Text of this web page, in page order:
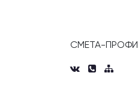
СМЕТА-ПРОФИ